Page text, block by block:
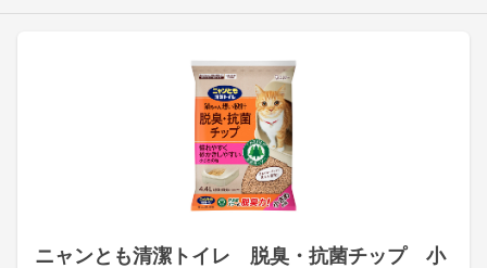
ニャンとも清潔トイレ 脱臭・抗菌チップ 小